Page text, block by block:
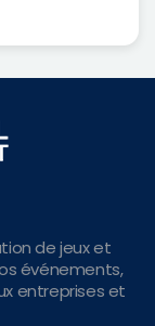
de jeux et
événements,
entreprises et